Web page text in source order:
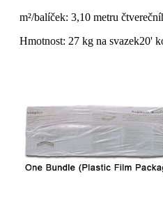
m²/balíček: 3,10 metru
Hmotnost: 27 kg na svazek20'